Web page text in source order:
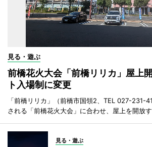
見る・遊ぶ
前橋花火大会「前橋リリカ」屋上
ト入場制に変更
「前橋リリカ」（前橋市国領2、TEL 027-231-
される「前橋花火大会」に合わせ、屋上を開放す
見る・遊ぶ